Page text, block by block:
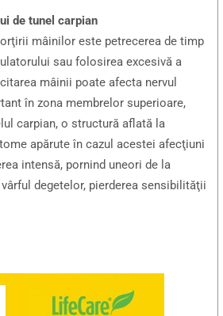
de tunel carpian
mâinilor este petrecerea de timp
sau folosirea excesivă a
mâinii poate afecta nervul
în zona membrelor superioare,
carpian, o structură aflată la
apărute în cazul acestei afecţiuni
intensă, pornind uneori de la
degetelor, pierderea sensibilităţii